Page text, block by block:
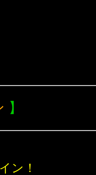
】
ン！